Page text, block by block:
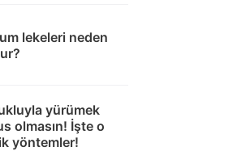
lekeleri neden
yürümek
olmasın! İşte o
yöntemler!